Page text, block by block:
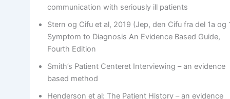
communication with seriously ill patients
Stern og Cifu et al, 2019 (Jep, den Cifu fra del 1a og
Symptom to Diagnosis An Evidence Based Guide,
Fourth Edition
Smith’s Patient Centeret Interviewing – an evidence
based method
Henderson et al: The Patient History – an evidence